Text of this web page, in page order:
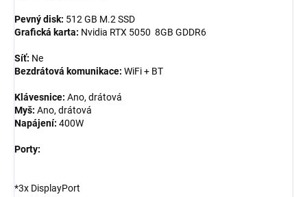
Pevný disk: 512 GB M.2 SSD
Grafická karta: Nvidia RTX 5050 8GB GDDR6
Síť: Ne
Bezdrátová komunikace: WiFi + BT
Klávesnice: Ano, drátová
Myš: Ano, drátová
Napájení: 400W
Porty:
*3x DisplayPort